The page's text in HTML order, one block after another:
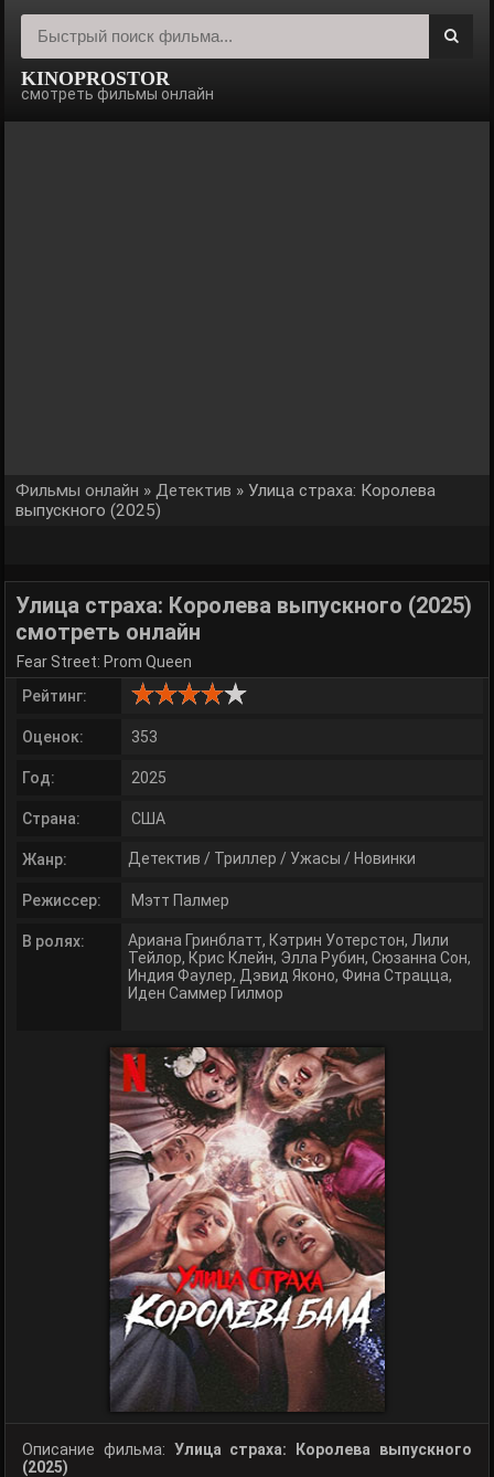
KINOPROSTOR
смотреть фильмы онлайн
Фильмы онлайн »Детектив » Улица страха: Королева
выпускного (2025)
Улица страха: Королева выпускного (2025)
смотреть онлайн
Fear Street: Prom Queen
Рейтинг:
Оценок: 353
Год: 2025
Страна: США
Жанр: Детектив / Триллер / Ужасы / Новинки
Режиссер: Мэтт Палмер
В ролях: Ариана Гринблатт, Кэтрин Уотерстон, Лили
Тейлор, Крис Клейн, Элла Рубин,Сюзанна Сон,
Индия Фаулер, Дэвид Яконо,Фина Страцца,
Иден Саммер Гилмор
Описание фильма: Улица страха: Королева выпускного
(2025)